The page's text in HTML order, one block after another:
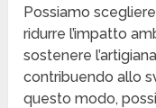
Possiamo
ridurre l’impatto
sostenere
contribuendo allo
questo modo,